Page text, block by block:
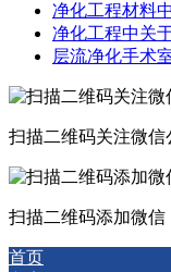
净化工程材料
净化工程中关
层流净化手术
扫描二维码关注微信
扫描二维码添加微信
首页